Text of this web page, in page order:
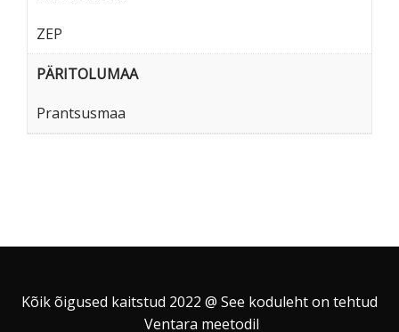
ZEP
PÄRITOLUMAA
Prantsusmaa
Kõik õigused kaitstud 2022 @ See koduleht on tehtud
Ventara meetodil